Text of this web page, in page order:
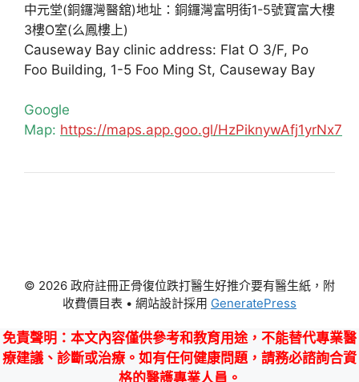
中元堂(銅鑼灣醫舘)地址：銅鑼灣富明街1-5號寶富大樓
3樓O室(么鳳樓上)
Causeway Bay clinic address: Flat O 3/F, Po
Foo Building, 1-5 Foo Ming St, Causeway Bay
Google
Map: https://maps.app.goo.gl/HzPiknywAfj1yrNx7
© 2026 政府註冊正骨復位跌打醫生好推介要有醫生紙，附
收費價目表 • 網站設計採用 GeneratePress
免責聲明 ：本文內容僅供參考和教育用途，不能替代專業醫
療建議、診斷或治療。如有任何健康問題，請務必諮詢合資
格的醫護專業人員。